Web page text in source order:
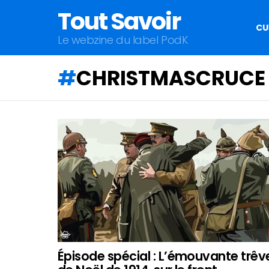
Tout Savoir
Le webzine du label PodK
CHRISTMASCRUCE
QU'ALLEZ-
VOUS
APPRENDRE
AUJOURD'HUI
?
Épisode spécial : L’émouvante